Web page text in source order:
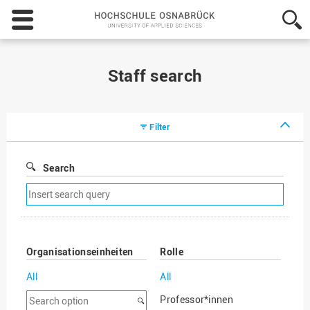
Hochschule
Osnabrück
-
Staff search
Filter
Search
Remove
search
filter
Organisationseinheiten
All
Search
Rolle
All
Professor*innen